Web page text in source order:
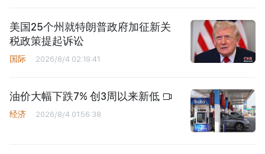
美国25个州就特朗普政府加征新关
税政策提起诉讼
国际 2026/8/4 02:19:41
油价大幅下跌7% 创3周以来新低
经济 2026/8/4 01:56:38